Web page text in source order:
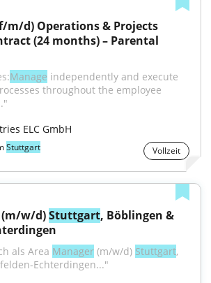
m/d) Operations & Projects
(24 months) – Parental
Manage independently and execute
throughout the employee
ELC GmbH
Stuttgart Vollzeit
(m/w/d) Stuttgart, Böblingen &
als Area Manager (m/w/d) Stuttgart,
Echterdingen..."